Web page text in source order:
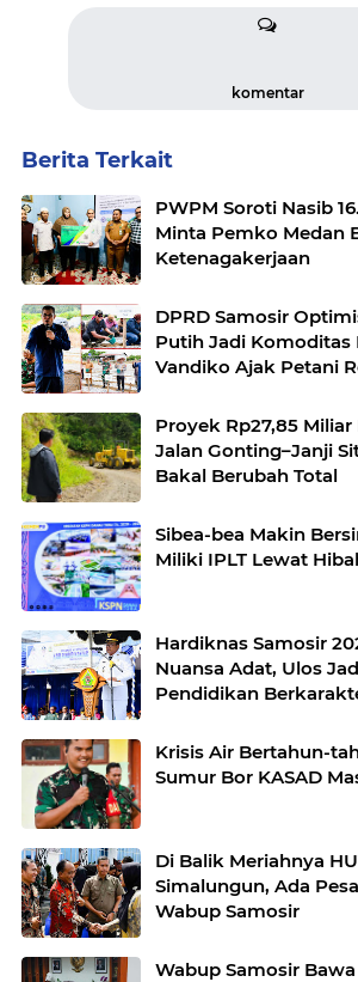
komentar
Berita Terkait
PWPM Soroti Nasib
Minta Pemko Medan
Ketenagakerjaan
DPRD Samosir
Putih Jadi Komoditas
Vandiko Ajak Petani
Proyek Rp27,85
Jalan Gonting–Janji
Bakal Berubah Total
Sibea-bea Makin
Miliki IPLT Lewat
Hardiknas Samosir
Nuansa Adat, Ulos
Pendidikan
Krisis Air Bertahun-
Sumur Bor KASAD
Di Balik Meriahnya
Simalungun, Ada
Wabup Samosir
Wabup Samosir